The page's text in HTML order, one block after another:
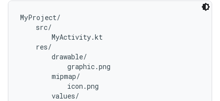
MyProject/
    src/
        MyActivity.kt
    res/
        drawable/
            graphic.png
        mipmap/
            icon.png
        values/